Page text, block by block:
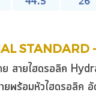
STANDARD
าย สายไฮดรอลิค
ยพร้อมหัวไฮดรอลิค